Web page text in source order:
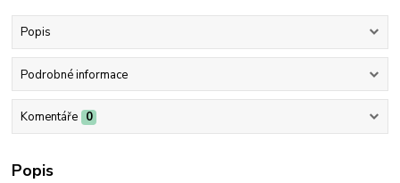
Popis
Podrobné informace
Komentáře 0
Popis